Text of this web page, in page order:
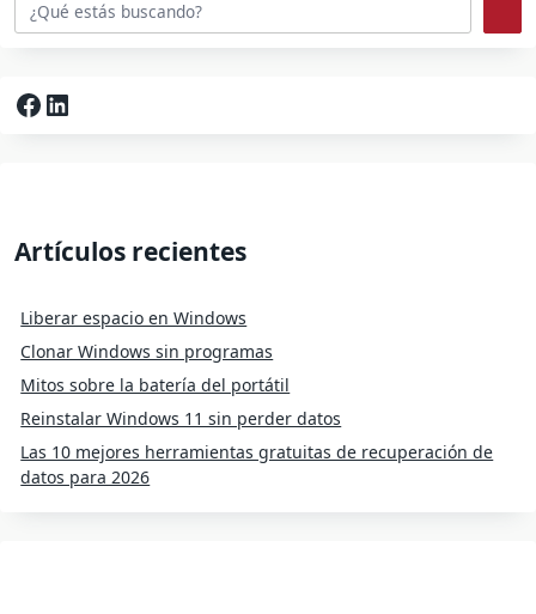
Facebook
LinkedIn
Artículos recientes
Liberar espacio en Windows
Clonar Windows sin programas
Mitos sobre la batería del portátil
Reinstalar Windows 11 sin perder datos
Las 10 mejores herramientas gratuitas de recuperación de
datos para 2026